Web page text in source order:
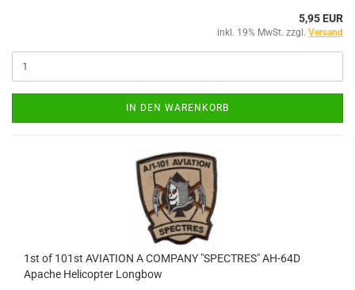
5,95 EUR
inkl. 19% MwSt. zzgl. Versand
IN DEN WARENKORB
1st of 101st AVIATION A COMPANY "SPECTRES" AH-64D
Apache Helicopter Longbow